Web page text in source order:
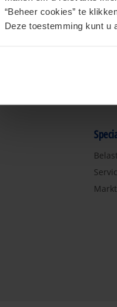
“Beheer cookies” te
Deze toestemming kunt u